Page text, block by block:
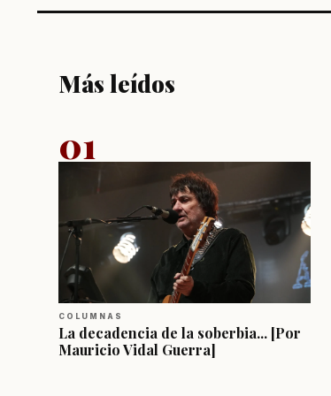
Más leídos
01
COLUMNAS
La decadencia de la soberbia... [Por
Mauricio Vidal Guerra]